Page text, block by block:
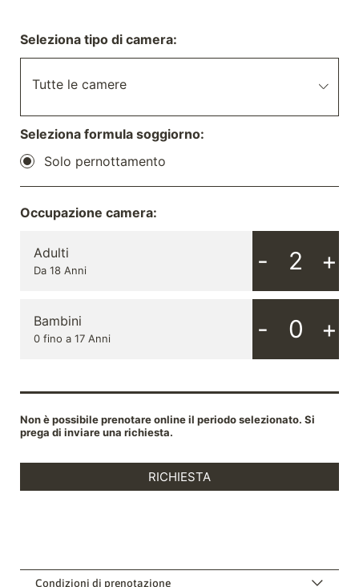
Condizioni di prenotazione